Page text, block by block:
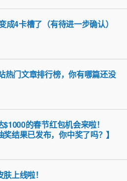
成4卡槽了（有待进一步确认）
热门文章排行榜，你有哪篇还没
的春节红包机会来啦！
奖结果已发布，你中奖了吗？】
上线啦！